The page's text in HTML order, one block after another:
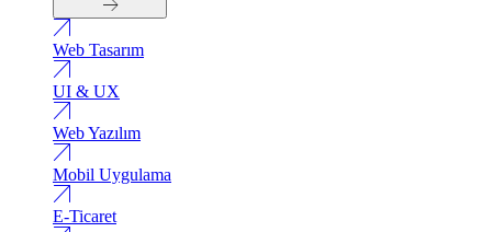
Web Tasarım
UI & UX
Web Yazılım
Mobil Uygulama
E-Ticaret